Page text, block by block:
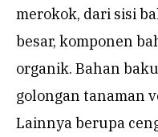
merokok, dari sisi
besar, komponen
organik. Bahan
golongan tanaman
Lainnya berupa